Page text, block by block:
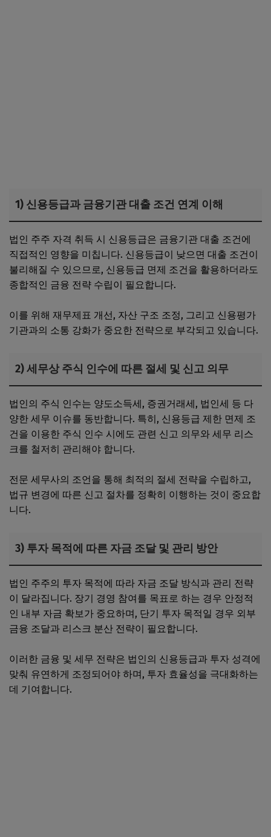
1) 신용등급과 금융기관 대출 조건 연계 이해
법인 주주 자격 취득 시 신용등급은 금융기관 대출 조건에
직접적인 영향을 미칩니다. 신용등급이 낮으면 대출 조건이
불리해질 수 있으므로, 신용등급 면제 조건을 활용하더라도
종합적인 금융 전략 수립이 필요합니다.
이를 위해 재무제표 개선, 자산 구조 조정, 그리고 신용평가
기관과의 소통 강화가 중요한 전략으로 부각되고 있습니다.
2) 세무상 주식 인수에 따른 절세 및 신고 의무
법인의 주식 인수는 양도소득세, 증권거래세, 법인세 등 다
양한 세무 이슈를 동반합니다. 특히, 신용등급 제한 면제 조
건을 이용한 주식 인수 시에도 관련 신고 의무와 세무 리스
크를 철저히 관리해야 합니다.
전문 세무사의 조언을 통해 최적의 절세 전략을 수립하고,
법규 변경에 따른 신고 절차를 정확히 이행하는 것이 중요합
니다.
3) 투자 목적에 따른 자금 조달 및 관리 방안
법인 주주의 투자 목적에 따라 자금 조달 방식과 관리 전략
이 달라집니다. 장기 경영 참여를 목표로 하는 경우 안정적
인 내부 자금 확보가 중요하며, 단기 투자 목적일 경우 외부
금융 조달과 리스크 분산 전략이 필요합니다.
이러한 금융 및 세무 전략은 법인의 신용등급과 투자 성격에
맞춰 유연하게 조정되어야 하며, 투자 효율성을 극대화하는
데 기여합니다.